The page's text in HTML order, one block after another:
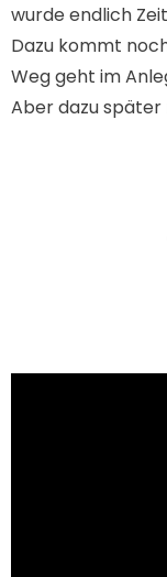
wurde endlich
Dazu kommt
Weg geht im
Aber dazu später